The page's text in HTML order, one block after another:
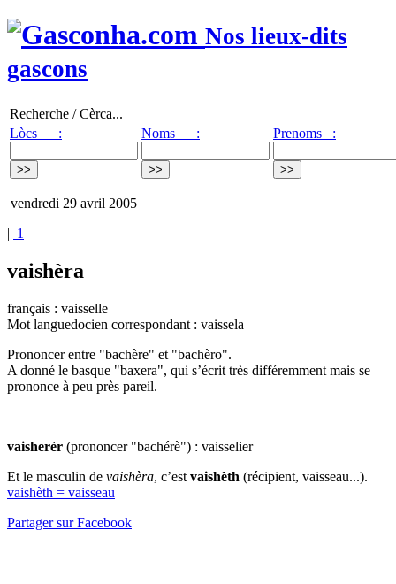
Nos lieux-dits
gascons
Recherche / Cèrca...
Lòcs :
Noms : Prenoms :
vendredi 29 avril 2005
| 1
vaishèra
français : vaisselle
Mot languedocien correspondant : vaissela
Prononcer entre "bachère" et "bachèro".
A donné le basque "baxera", qui s’écrit très différemment mais se
prononce à peu près pareil.
vaisherèr (prononcer "bachérè") : vaisselier
Et le masculin de vaishèra, c’est vaishèth (récipient, vaisseau...).
vaishèth = vaisseau
Partager sur Facebook